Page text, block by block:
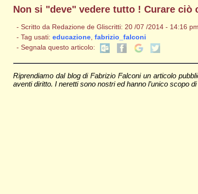
Non si "deve" vedere tutto ! Curare
- Scritto da Redazione de Gliscritti: 20 /07 /2014 - 14:16
- Tag usati: educazione, fabrizio_falconi
- Segnala questo articolo:
Riprendiamo dal blog di Fabrizio Falconi un articolo
aventi diritto. I neretti sono nostri ed hanno l’unico scopo